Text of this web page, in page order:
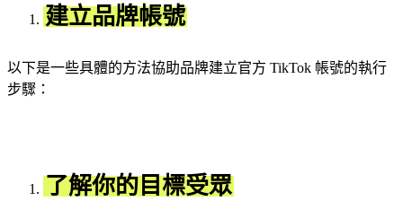
建立品牌帳號
以下是一些具體的方法協助品牌建立官方 TikTok 帳號的執行
步驟：
了解你的目標受眾